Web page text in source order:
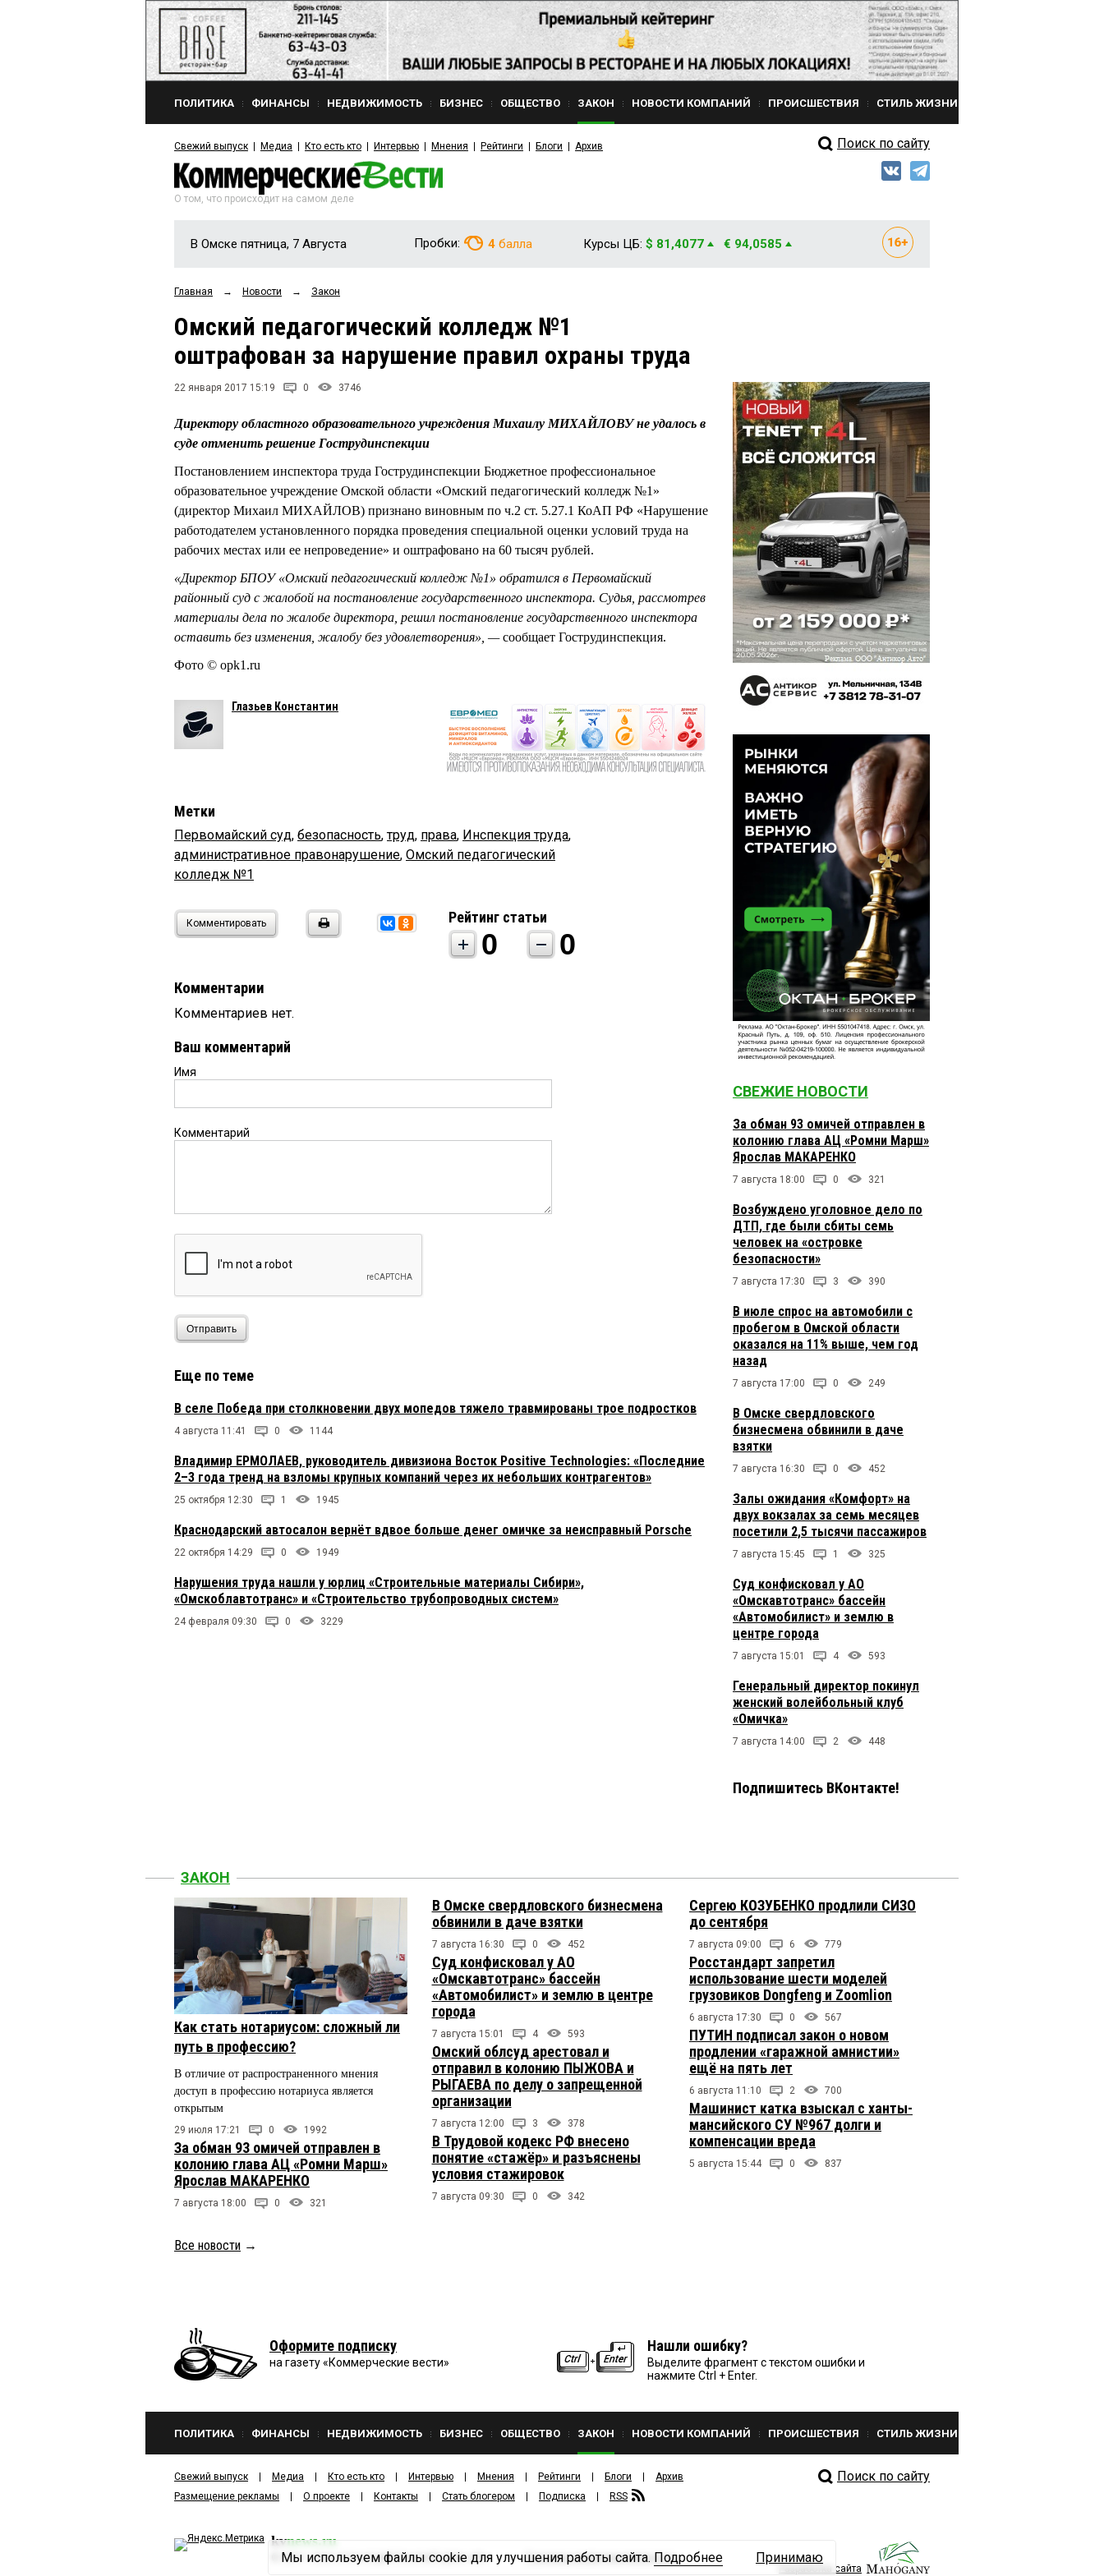
ПОЛИТИКА ФИНАНСЫ НЕДВИЖИМОСТЬ БИЗНЕС ОБЩЕСТВО ЗАКОН НОВОСТИ КОМПАНИЙ ПРОИСШЕСТВИЯ СТИЛЬ ЖИЗНИ
Свежий выпуск Медиа Кто есть кто Интервью Мнения Рейтинги Блоги Архив Поиск по сайту
О том, что происходит на самом деле
В Омске пятница, 7 Августа Пробки: 4 балла Курсы ЦБ: $ 81,4077 € 94,0585
Главная → Новости → Закон
Омский педагогический колледж №1
оштрафован за нарушение правил охраны труда
22 января 2017 15:19 0 3746
Директору областного образовательного учреждения Михаилу МИХАЙЛОВУ не удалось в
суде отменить решение Гострудинспекции
Постановлением инспектора труда Гострудинспекции Бюджетное профессиональное
образовательное учреждение Омской области «Омский педагогический колледж №1»
(директор Михаил МИХАЙЛОВ) признано виновным по ч.2 ст. 5.27.1 КоАП РФ «Нарушение
работодателем установленного порядка проведения специальной оценки условий труда на
рабочих местах или ее непроведение» и оштрафовано на 60 тысяч рублей.
«Директор БПОУ «Омский педагогический колледж №1» обратился в Первомайский
районный суд с жалобой на постановление государственного инспектора. Судья, рассмотрев
материалы дела по жалобе директора, решил постановление государственного инспектора
оставить без изменения, жалобу без удовлетворения», —сообщает Гострудинспекция.
Фото © opk1.ru
Глазьев Константин
Метки
Первомайский суд, безопасность,труд, права, Инспекция труда,
административное правонарушение, Омский педагогический
колледж №1
Комментировать Рейтинг статьи
0 0
Комментарии
Комментариев нет.
Ваш комментарий
Имя
Комментарий
Отправить
Еще по теме
В селе Победа при столкновении двух мопедов тяжело травмированы трое подростков
4 августа 11:41 0 1144
Владимир ЕРМОЛАЕВ, руководитель дивизиона Восток Positive Technologies: «Последние
2–3 года тренд на взломы крупных компаний через их небольших контрагентов»
25 октября 12:30 1 1945
Краснодарский автосалон вернёт вдвое больше денег омичке за неисправный Porsche
22 октября 14:29 0 1949
Нарушения труда нашли у юрлиц «Строительные материалы Сибири»,
«Омскоблавтотранс» и «Строительство трубопроводных систем»
24 февраля 09:30 0 3229
СВЕЖИЕ НОВОСТИ
За обман 93 омичей отправлен в
колонию глава АЦ «Ромни Марш»
Ярослав МАКАРЕНКО
7 августа 18:00 0 321
Возбуждено уголовное дело по
ДТП, где были сбиты семь
человек на «островке
безопасности»
7 августа 17:30 3 390
В июле спрос на автомобили с
пробегом в Омской области
оказался на 11% выше, чем год
назад
7 августа 17:00 0 249
В Омске свердловского
бизнесмена обвинили в даче
взятки
7 августа 16:30 0 452
Залы ожидания «Комфорт» на
двух вокзалах за семь месяцев
посетили 2,5 тысячи пассажиров
7 августа 15:45 1 325
Суд конфисковал у АО
«Омскавтотранс» бассейн
«Автомобилист» и землю в
центре города
7 августа 15:01 4 593
Генеральный директор покинул
женский волейбольный клуб
«Омичка»
7 августа 14:00 2 448
Подпишитесь ВКонтакте!
ЗАКОН
Как стать нотариусом: сложный ли
путь в профессию?
В отличие от распространенного мнения
доступ в профессию нотариуса является
открытым
29 июля 17:21 0 1992
За обман 93 омичей отправлен в
колонию глава АЦ «Ромни Марш»
Ярослав МАКАРЕНКО
7 августа 18:00 0 321
В Омске свердловского бизнесмена
обвинили в даче взятки
7 августа 16:30 0 452
Суд конфисковал у АО
«Омскавтотранс» бассейн
«Автомобилист» и землю в центре
города
7 августа 15:01 4 593
Омский облсуд арестовал и
отправил в колонию ПЫЖОВА и
РЫГАЕВА по делу о запрещенной
организации
7 августа 12:00 3 378
В Трудовой кодекс РФ внесено
понятие «стажёр» и разъяснены
условия стажировок
7 августа 09:30 0 342
Сергею КОЗУБЕНКО продлили СИЗО
до сентября
7 августа 09:00 6 779
Росстандарт запретил
использование шести моделей
грузовиков Dongfeng и Zoomlion
6 августа 17:30 0 567
ПУТИН подписал закон о новом
продлении «гаражной амнистии»
ещё на пять лет
6 августа 11:10 2 700
Машинист катка взыскал с ханты-
мансийского СУ №967 долги и
компенсации вреда
5 августа 15:44 0 837
Все новости →
Оформите подписку
на газету «Коммерческие вести»
Нашли ошибку?
Выделите фрагмент с текстом ошибки и
нажмите Ctrl + Enter.
ПОЛИТИКА ФИНАНСЫ НЕДВИЖИМОСТЬ БИЗНЕС ОБЩЕСТВО ЗАКОН НОВОСТИ КОМПАНИЙ ПРОИСШЕСТВИЯ СТИЛЬ ЖИЗНИ
Свежий выпуск Медиа Кто есть кто Интервью Мнения Рейтинги Блоги
Архив
Размещение рекламы
О проекте Контакты Стать блогером Подписка RSS
Поиск по сайту
kvnews.ru
2001—2026ООО ИЗДАТЕЛЬСКИЙ ДОМ «КВ».
Политика конфиденциальности
Разработка сайта
Мы используем файлы cookie для улучшения работы сайта. Подробнее Принимаю